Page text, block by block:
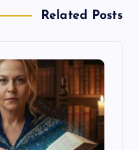
Related Posts